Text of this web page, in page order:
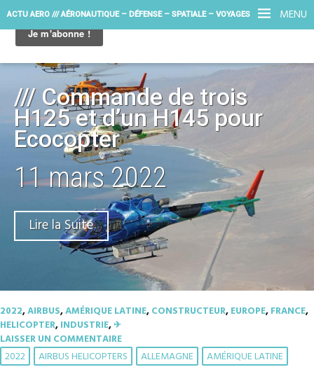
MENU
ACTU AERO /// AÉRONAUTIQUE – DÉFENSE – SPATIALE – VOYAGES
/// Commande de trois
H125 et d’un H145 pour
Ecocopter
11 mars 2022
Lire la Suite
2022,AIRBUS,AMÉRIQUE LATINE,CONSTRUCTEUR,EUROPE,FRANCE,
HELICOPTER,INDUSTRIE,✈︎
LAISSER UN COMMENTAIRE
2022 AIRBUS HELICOPTERS ALLEMAGNE
AMÉRIQUE LATINE